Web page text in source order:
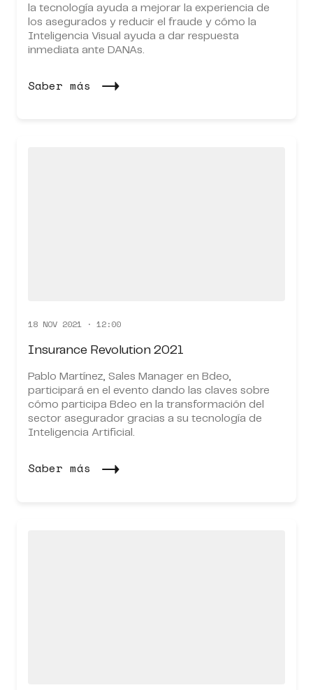
la tecnología ayuda a mejorar la experiencia de
los asegurados y reducir el fraude y cómo la
Inteligencia Visual ayuda a dar respuesta
inmediata ante DANAs.
Saber más
18 NOV 2021 · 12:00
Insurance Revolution 2021
Pablo Martínez, Sales Manager en Bdeo,
participará en el evento dando las claves sobre
cómo participa Bdeo en la transformación del
sector asegurador gracias a su tecnología de
Inteligencia Artificial.
Saber más